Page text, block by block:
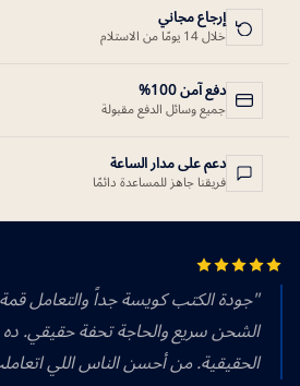
إرجاع مجاني
خلال 14 يومًا من الاستلام
دفع آمن 100%
جميع وسائل الدفع مقبولة
دعم على مدار الساعة
فريقنا جاهز للمساعدة دائمًا
"جودة الكتب كويسة جداً والتعامل
الشحن سريع والحاجة تحفة حقيقي.
الحقيقية. من أحسن الناس اللي